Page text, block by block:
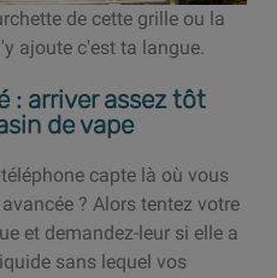
de cette grille ou la
ajoute c'est ta langue.
: arriver assez tôt
de vape
capte là où vous
? Alors tentez votre
et demandez-leur si elle a
sans lequel vos